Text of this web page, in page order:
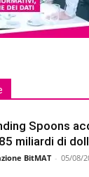
Spoons
miliardi di
BitMAT - 05/08/